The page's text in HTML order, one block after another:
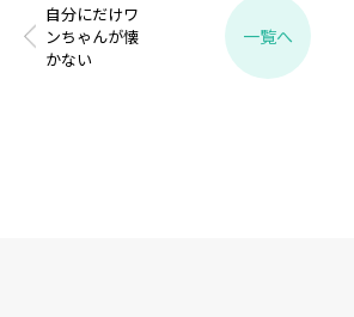
自分にだけワ
ンちゃんが懐
かない
一覧へ